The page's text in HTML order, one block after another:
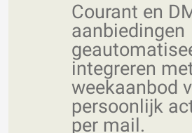
Courant en
aanbiedingen
integreren
weekaanbod
persoonlijk
per mail.